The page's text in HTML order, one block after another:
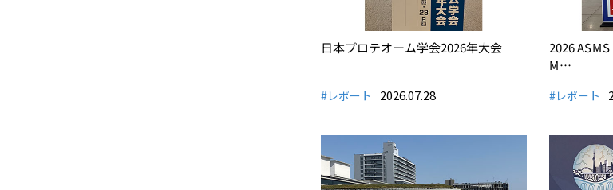
日本プロテオーム学会2026年大会
#レポート 2026.07.28
2026
M…
#レポート